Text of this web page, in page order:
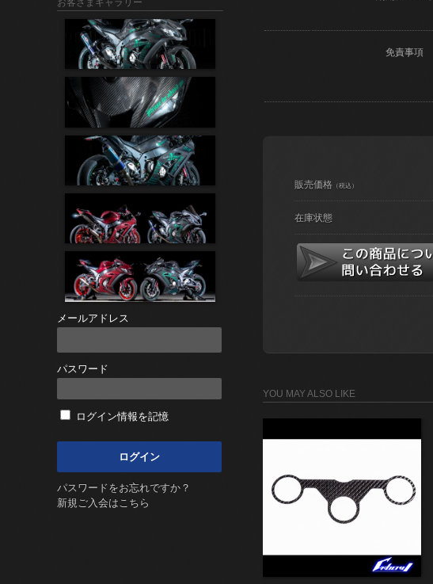
免責事項
販売価格 （税込）
在庫状態
YOU MAY ALSO LIKE
メールアドレス
パスワード
ログイン情報を記憶
パスワードをお忘れですか？
新規ご入会はこちら